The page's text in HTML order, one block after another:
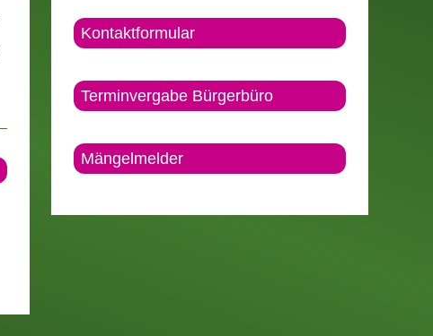
Kontaktformular
Terminvergabe Bürgerbüro
Mängelmelder